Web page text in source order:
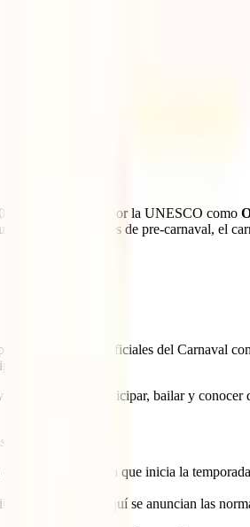
fue reconocida por la UNESCO como
incluye actividades de pre‑carnaval, el
previa a los días oficiales del Carnaval
a todos a participar, bailar y conocer
simbólica que inicia la
de la fiesta. Aquí se anuncian las